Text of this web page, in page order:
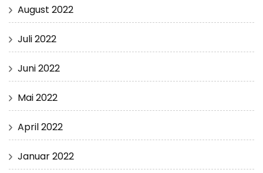
August 2022
Juli 2022
Juni 2022
Mai 2022
April 2022
Januar 2022